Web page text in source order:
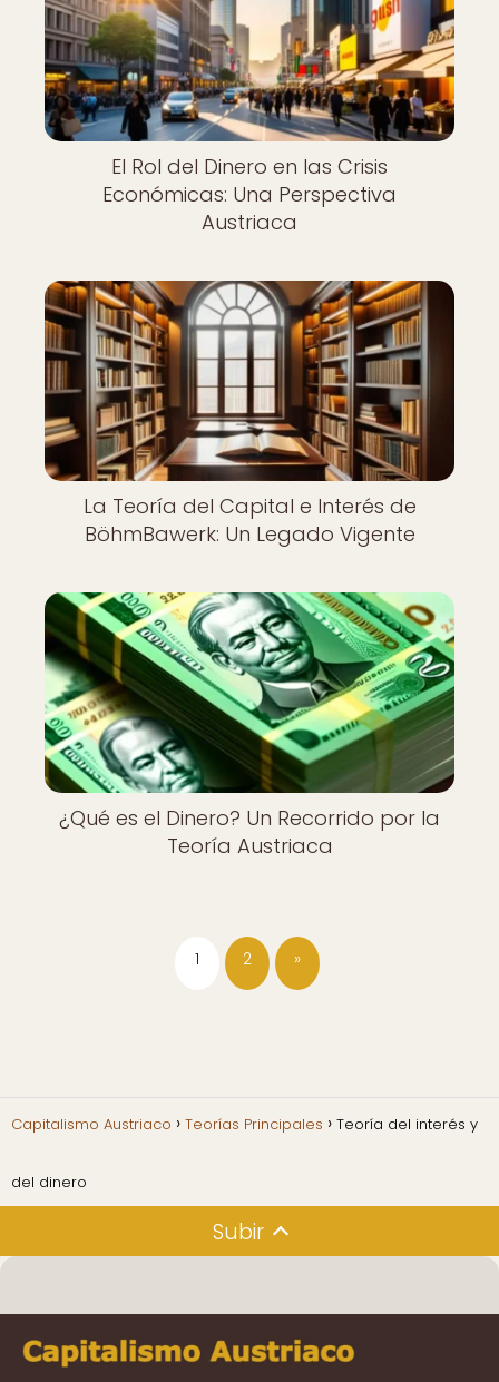
El Rol del Dinero en las Crisis
Económicas: Una Perspectiva
Austriaca
La Teoría del Capital e Interés de
BöhmBawerk: Un Legado Vigente
¿Qué es el Dinero? Un Recorrido por la
Teoría Austriaca
1 2 »
Capitalismo Austriaco Teorías Principales Teoría del interés y
del dinero
Subir